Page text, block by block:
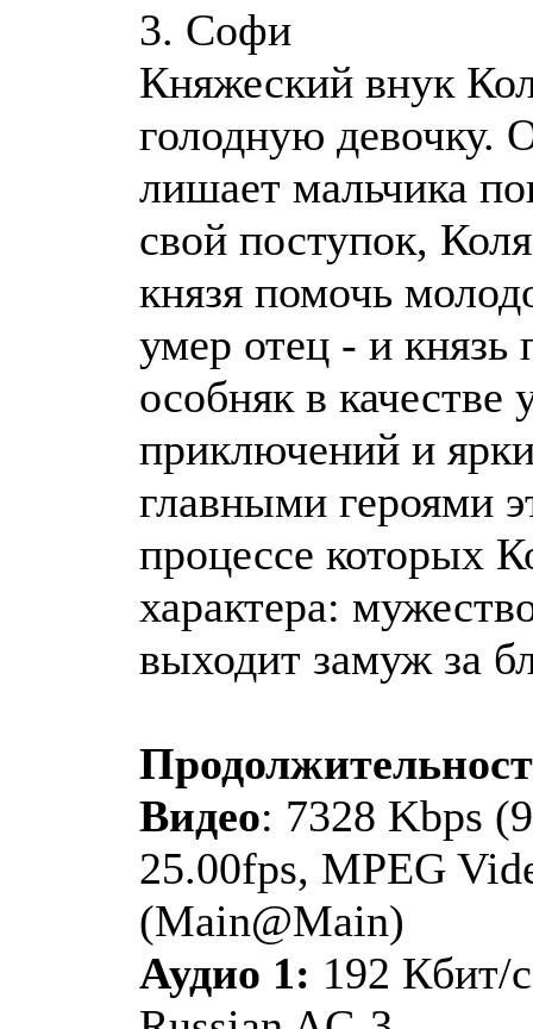
3. Софи
Княжеский внук
голодную девочку.
лишает мальчика
свой поступок,
князя помочь
умер отец - и
особняк в
приключений и
главными героями
процессе которых
характера:
выходит замуж за
Видео: 7328 Kbps
25.00fps, MPEG
(Main@Main)
Аудио 1: 192 Кбит/